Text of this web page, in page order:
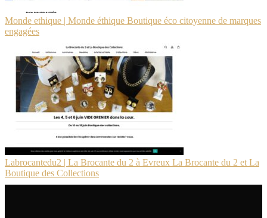
Monde ethique | Monde éthique Boutique éco citoyenne de marques
engagées
Lab­rocan­te­du2 | La Brocante du 2 à Evreux La Brocante du 2 et La
Boutique des Collections